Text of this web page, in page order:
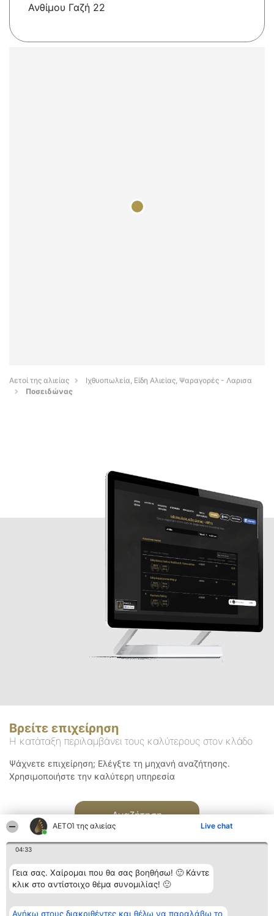
ΑΕΤΟΊ της αλιείας Live chat
04:33
Γεια σας. Χαίρομαι που θα σας βοηθήσω! 🙂 Κάντε
κλικ στο αντίστοιχο θέμα συνομιλίας! 🙂
Ανήκω στους διακριθέντες και θέλω να παραλάβω το
Ανθίμου Γαζή 22
Αετοί της αλιείας
Ιχθυοπωλεία, Είδη Αλιείας, Ψαραγορές - Λαρισα
Ποσειδώνας
Βρείτε επιχείρηση
Η κατάταξη περιλαμβάνει τους καλύτερους στον κλάδο
Ψάχνετε επιχείρηση; Ελέγξτε τη μηχανή αναζήτησης.
Χρησιμοποιήστε την καλύτερη υπηρεσία
Αναζήτηση
Διοργανωτής της
κατάταξης
Κατάταξη
Διακριθέντες
Επικοινωνία
Επικοινωνία